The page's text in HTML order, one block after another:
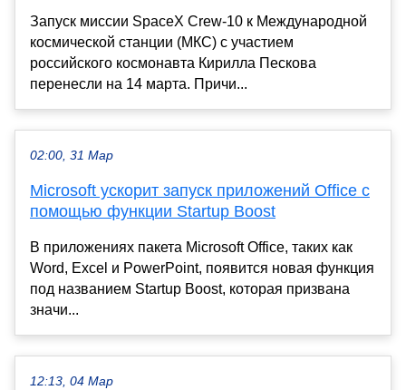
Запуск миссии SpaceX Crew-10 к Международной
космической станции (МКС) с участием
российского космонавта Кирилла Пескова
перенесли на 14 марта. Причи...
02:00, 31 Мар
Microsoft ускорит запуск приложений Office с
помощью функции Startup Boost
В приложениях пакета Microsoft Office, таких как
Word, Excel и PowerPoint, появится новая функция
под названием Startup Boost, которая призвана
значи...
12:13, 04 Мар